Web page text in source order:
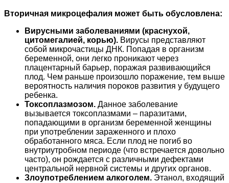
Вторичная микроцефалия может быть обусловлена:
Вирусными заболеваниями (краснухой,
цитомегалией, корью). Вирусы представляют
собой микрочастицы ДНК. Попадая в организм
беременной, они легко проникают через
плацентарный барьер, поражая развивающийся
плод. Чем раньше произошло поражение, тем выше
вероятность наличия пороков развития у будущего
ребенка.
Токсоплазмозом. Данное заболевание
вызывается токсоплазмами – паразитами,
попадающими в организм беременной женщины
при употреблении зараженного и плохо
обработанного мяса. Если плод не погиб во
внутриутробном периоде (что встречается довольно
часто), он рождается с различными дефектами
центральной нервной системы и других органов.
Злоупотреблением алкоголем. Этанол, входящий